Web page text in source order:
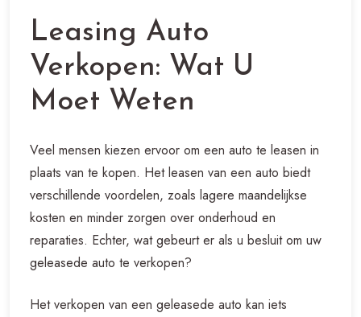
Leasing Auto
Verkopen: Wat U
Moet Weten
Veel mensen kiezen ervoor om een auto te leasen in
plaats van te kopen. Het leasen van een auto biedt
verschillende voordelen, zoals lagere maandelijkse
kosten en minder zorgen over onderhoud en
reparaties. Echter, wat gebeurt er als u besluit om uw
geleasede auto te verkopen?
Het verkopen van een geleasede auto kan iets